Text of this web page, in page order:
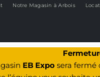
Notre Magasin à Arbois
EB Expo sera fermé